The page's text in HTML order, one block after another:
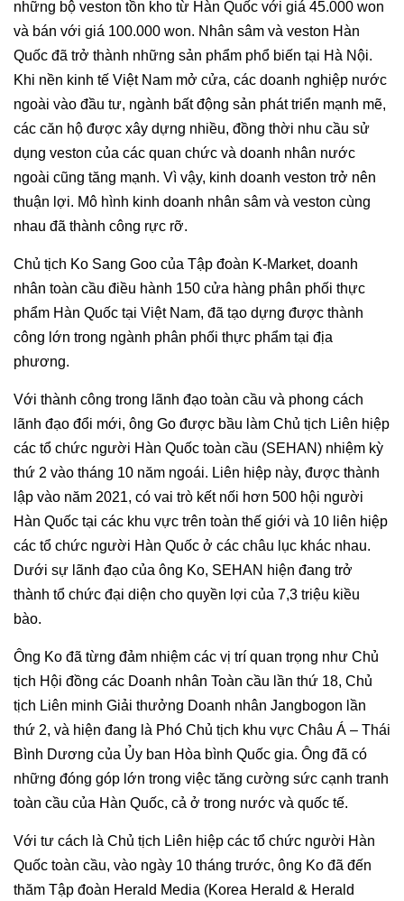
những bộ veston tồn kho từ Hàn Quốc với giá 45.000 won
và bán với giá 100.000 won. Nhân sâm và veston Hàn
Quốc đã trở thành những sản phẩm phổ biến tại Hà Nội.
Khi nền kinh tế Việt Nam mở cửa, các doanh nghiệp nước
ngoài vào đầu tư, ngành bất động sản phát triển mạnh mẽ,
các căn hộ được xây dựng nhiều, đồng thời nhu cầu sử
dụng veston của các quan chức và doanh nhân nước
ngoài cũng tăng mạnh. Vì vậy, kinh doanh veston trở nên
thuận lợi. Mô hình kinh doanh nhân sâm và veston cùng
nhau đã thành công rực rỡ.
Chủ tịch Ko Sang Goo của Tập đoàn K-Market, doanh
nhân toàn cầu điều hành 150 cửa hàng phân phối thực
phẩm Hàn Quốc tại Việt Nam, đã tạo dựng được thành
công lớn trong ngành phân phối thực phẩm tại địa
phương.
Với thành công trong lãnh đạo toàn cầu và phong cách
lãnh đạo đổi mới, ông Go được bầu làm Chủ tịch Liên hiệp
các tổ chức người Hàn Quốc toàn cầu (SEHAN) nhiệm kỳ
thứ 2 vào tháng 10 năm ngoái. Liên hiệp này, được thành
lập vào năm 2021, có vai trò kết nối hơn 500 hội người
Hàn Quốc tại các khu vực trên toàn thế giới và 10 liên hiệp
các tổ chức người Hàn Quốc ở các châu lục khác nhau.
Dưới sự lãnh đạo của ông Ko, SEHAN hiện đang trở
thành tổ chức đại diện cho quyền lợi của 7,3 triệu kiều
bào.
Ông Ko đã từng đảm nhiệm các vị trí quan trọng như Chủ
tịch Hội đồng các Doanh nhân Toàn cầu lần thứ 18, Chủ
tịch Liên minh Giải thưởng Doanh nhân Jangbogon lần
thứ 2, và hiện đang là Phó Chủ tịch khu vực Châu Á – Thái
Bình Dương của Ủy ban Hòa bình Quốc gia. Ông đã có
những đóng góp lớn trong việc tăng cường sức cạnh tranh
toàn cầu của Hàn Quốc, cả ở trong nước và quốc tế.
Với tư cách là Chủ tịch Liên hiệp các tổ chức người Hàn
Quốc toàn cầu, vào ngày 10 tháng trước, ông Ko đã đến
thăm Tập đoàn Herald Media (Korea Herald & Herald